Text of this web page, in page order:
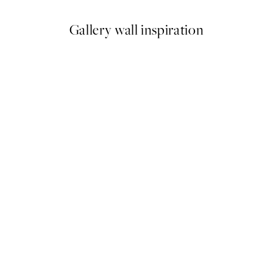
Gallery wall inspiration